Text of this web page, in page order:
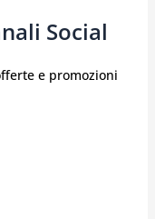
Social
e promozioni